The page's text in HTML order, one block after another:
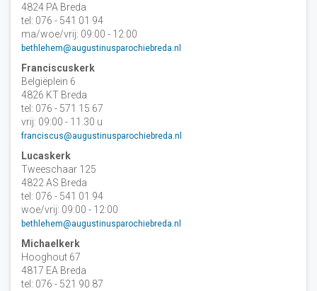
4824 PA Breda
tel: 076 - 541 01 94
ma/woe/vrij: 09:00 - 12:00
bethlehem@augustinusparochiebreda.nl
Franciscuskerk
Belgiëplein 6
4826 KT Breda
tel: 076 - 571 15 67
vrij: 09:00 - 11.30 u
franciscus@augustinusparochiebreda.nl
Lucaskerk
Tweeschaar 125
4822 AS Breda
tel: 076 - 541 01 94
woe/vrij: 09:00 - 12:00
bethlehem@augustinusparochiebreda.nl
Michaelkerk
Hooghout 67
4817 EA Breda
tel: 076 - 521 90 87